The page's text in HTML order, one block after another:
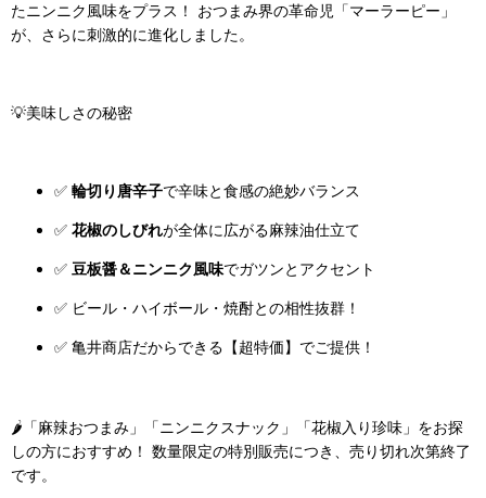
たニンニク風味をプラス！ おつまみ界の革命児「マーラーピー」
が、さらに刺激的に進化しました。
💡美味しさの秘密
✅ 輪切り唐辛子で辛味と食感の絶妙バランス
✅ 花椒のしびれが全体に広がる麻辣油仕立て
✅ 豆板醤＆ニンニク風味でガツンとアクセント
✅ ビール・ハイボール・焼酎との相性抜群！
✅ 亀井商店だからできる【超特価】でご提供！
🌶️「麻辣おつまみ」「ニンニクスナック」「花椒入り珍味」をお探
しの方におすすめ！ 数量限定の特別販売につき、売り切れ次第終了
です。